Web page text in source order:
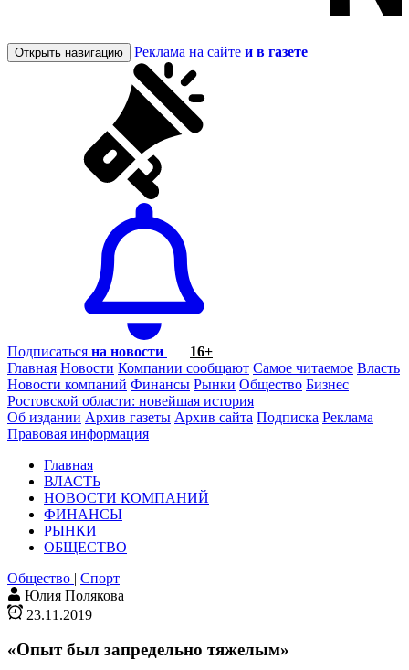
Открыть навигацию Реклама на сайте и в газете
Подписаться на новости
16+
Главная Новости Компании сообщают Самое читаемое Власть
Новости компаний Финансы Рынки Общество Бизнес
Ростовской области: новейшая история
Об издании Архив газеты Архив сайта Подписка Реклама
Правовая информация
Главная
ВЛАСТЬ
НОВОСТИ КОМПАНИЙ
ФИНАНСЫ
РЫНКИ
ОБЩЕСТВО
Общество | Спорт
Юлия Полякова
23.11.2019
«Опыт был запредельно тяжелым»